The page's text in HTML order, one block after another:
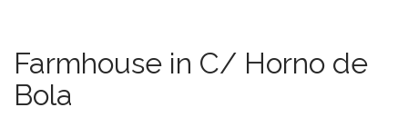
n
m
e
t
o
c
Farmhouse in C/ Horno de
Bola